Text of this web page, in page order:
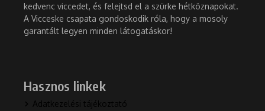
kedvenc viccedet, és felejtsd el a szürke hétköznapokat.
A Vicceske csapata gondoskodik róla, hogy a mosoly
garantált legyen minden látogatáskor!
Hasznos linkek
Adatkezelési tájékoztató